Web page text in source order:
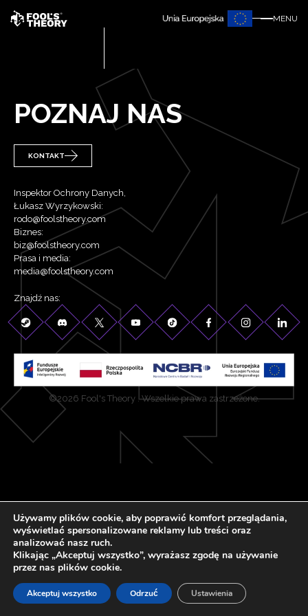
MENU
POZNAJ NAS
KONTAKT
Znajdź nas:
Inspektor Ochrony Danych,
Łukasz Wyrzykowski:
rodo@foolstheory.com
Biznes:
biz@foolstheory.com
Prasa i media:
media@foolstheory.com
©2026 Fool's Theory . Wszelkie prawa zastrzeżone.
Używamy plików cookie, aby poprawić komfort przeglądania,
wyświetlać spersonalizowane reklamy lub treści oraz
analizować nasz ruch.
Klikając „Akceptuj wszystko”, wyrażasz zgodę na używanie
przez nas plików cookie.
Akceptuj wszystko Odrzuć Ustawienia